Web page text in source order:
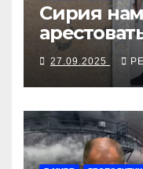
Сирия
Москву
27.09.2025